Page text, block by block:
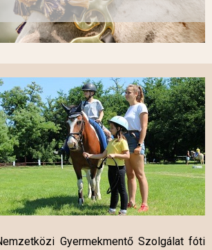
Gyermekmentő Szolgálat fóti